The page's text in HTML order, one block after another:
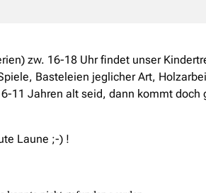
zw. 16-18 Uhr findet unser
Basteleien jeglicher Art,
11 Jahren alt seid, dann kommt doch
Laune ;-) !